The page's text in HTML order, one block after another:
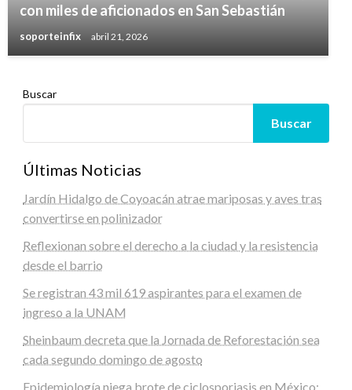
con miles de aficionados en San Sebastián
soporteinfix abril 21, 2026
Buscar
Buscar
Últimas Noticias
Jardín Hidalgo de Coyoacán atrae mariposas y aves tras
convertirse en polinizador
Reflexionan sobre el derecho a la ciudad y la resistencia
desde el barrio
Se registran 43 mil 619 aspirantes para el examen de
ingreso a la UNAM
Sheinbaum decreta que la Jornada de Reforestación sea
cada segundo domingo de agosto
Epidemiología niega brote de ciclosporiasis en México;